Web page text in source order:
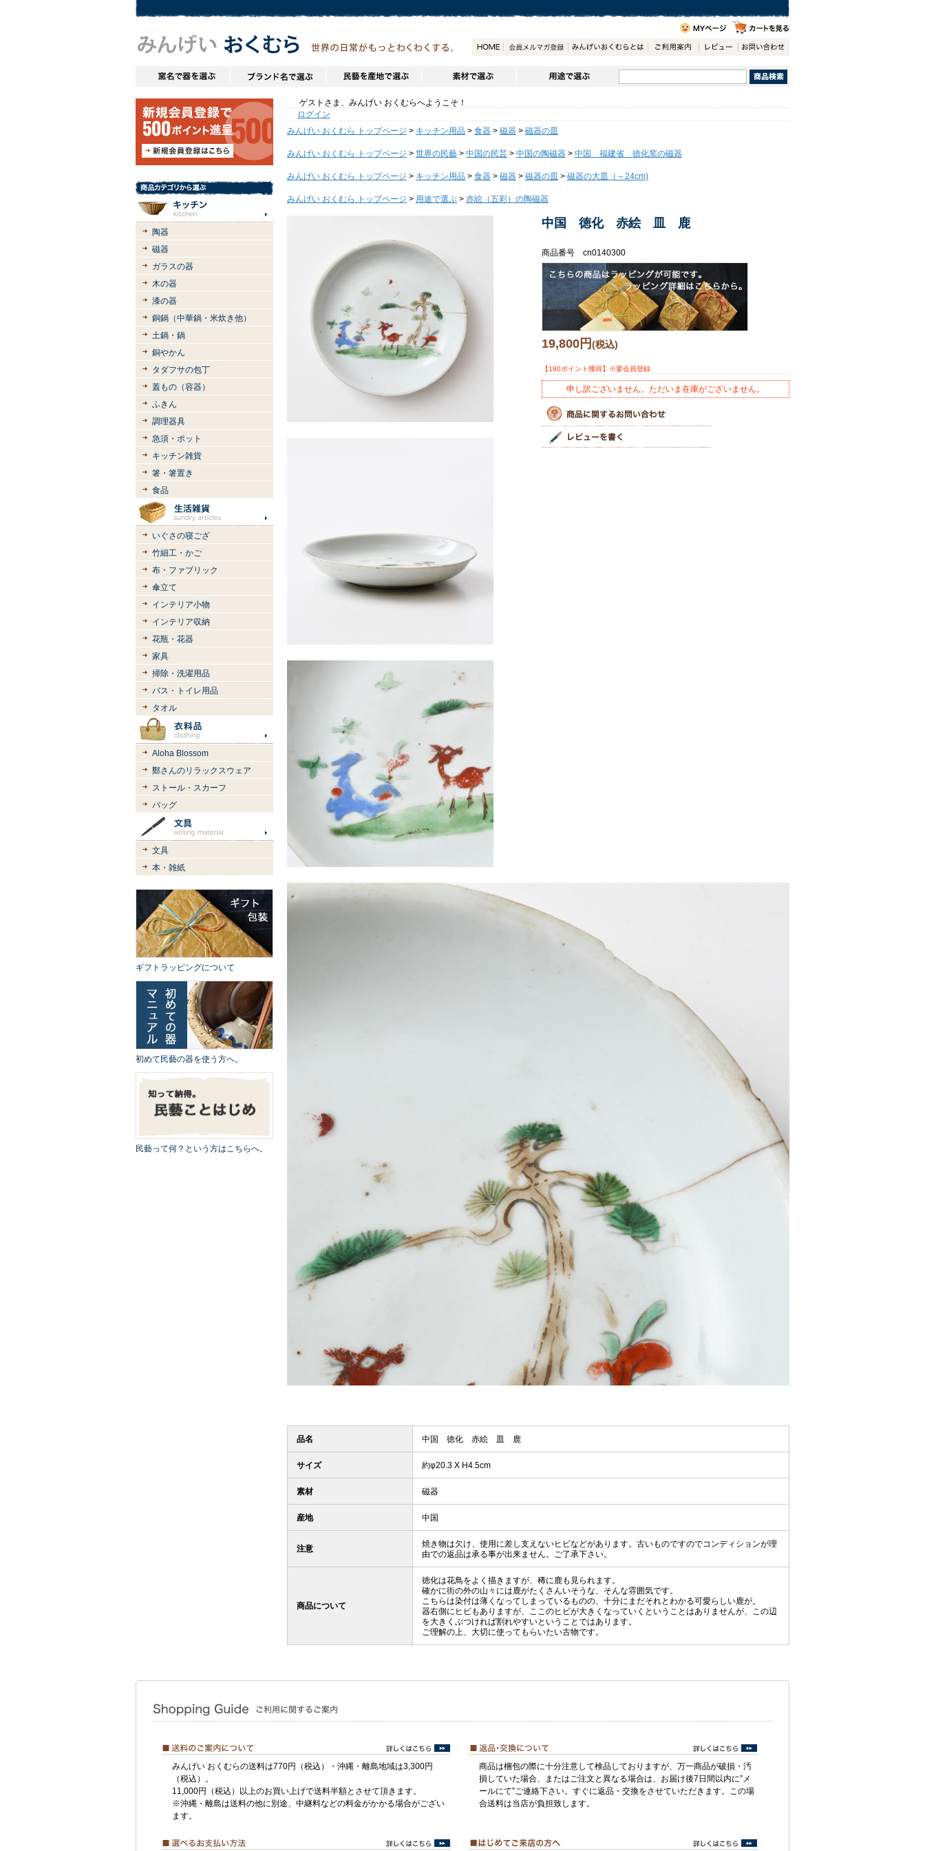
陶器
磁器
ガラスの器
木の器
漆の器
銅鍋（中華鍋・米炊き他）
土鍋・鍋
銅やかん
タダフサの包丁
蓋もの（容器）
ふきん
調理器具
急須・ポット
キッチン雑貨
箸・箸置き
食品
いぐさの寝ござ
竹細工・かご
布・ファブリック
傘立て
インテリア小物
インテリア収納
花瓶・花器
家具
掃除・洗濯用品
バス・トイレ用品
タオル
Aloha Blossom
鄭さんのリラックスウェア
ストール・スカーフ
バッグ
文具
本・雑紙
ギフトラッピングについて
初めて民藝の器を使う方へ。
民藝って何？という方はこちらへ。
ゲストさま、みんげい おくむらへようこそ！
ログイン
みんげい おくむら トップページ > キッチン用品 > 食器 > 磁器 > 磁器の皿
みんげい おくむら トップページ > 世界の民藝 > 中国の民芸 > 中国の陶磁器 > 中国 福建省 徳化窯の磁器
みんげい おくむら トップページ > キッチン用品 > 食器 > 磁器 > 磁器の皿 > 磁器の大皿（～24cm)
みんげい おくむら トップページ > 用途で選ぶ > 赤絵（五彩）の陶磁器
中国 徳化 赤絵 皿 鹿
商品番号 cn0140300
19,800円(税込)
【180ポイント獲得】※要会員登録
申し訳ございません。ただいま在庫がございません。
品名 中国 徳化 赤絵 皿 鹿
サイズ 約φ20.3 X H4.5cm
素材 磁器
産地 中国
注意
焼き物は欠け、使用に差し支えないヒビなどがあります。古いものですのでコンディションが理
由での返品は承る事が出来ません。ご了承下さい。
商品について
徳化は花鳥をよく描きますが、稀に鹿も見られます。
確かに街の外の山々には鹿がたくさんいそうな、そんな雰囲気です。
こちらは染付は薄くなってしまっているものの、十分にまだそれとわかる可愛らしい鹿が。
器右側にヒビもありますが、ここのヒビが大きくなっていくということはありませんが、この辺
を大きくぶつければ割れやすいということではあります。
ご理解の上、大切に使ってもらいたい古物です。
みんげい おくむらの送料は770円（税込）・沖縄・離島地域は3,300円
（税込）。
11,000円（税込）以上のお買い上げで送料半額とさせて頂きます。
※沖縄・離島は送料の他に別途、中継料などの料金がかかる場合がござい
ます。
商品は梱包の際に十分注意して検品しておりますが、万一商品が破損・汚
損していた場合、またはご注文と異なる場合は、お届け後7日間以内に”メ
ールにて”ご連絡下さい。すぐに返品・交換をさせていただきます。この場
合送料は当店が負担致します。